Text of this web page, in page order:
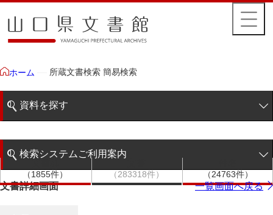
ホーム 所蔵文書検索 簡易検索
資料を探す
階層検索
検索システムご利用案内
検索システムの利用について
（1855件）
（283318件）
（24763件）
文書詳細画面 一覧画面へ戻る